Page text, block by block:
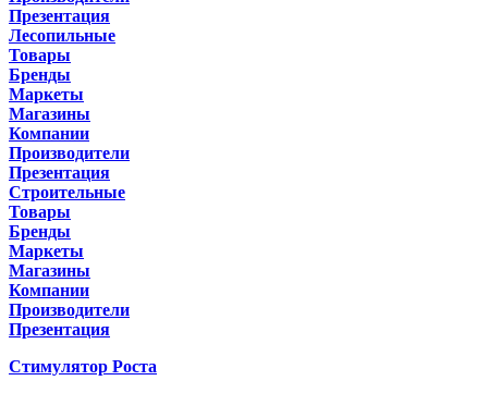
Презентация
Лесопильные
Товары
Бренды
Маркеты
Магазины
Компании
Производители
Презентация
Строительные
Товары
Бренды
Маркеты
Магазины
Компании
Производители
Презентация
Стимулятор Роста